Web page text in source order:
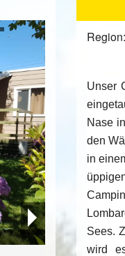
Beispiel Fewo
Beispiel Fewo
Beispiel Fewo
Beispiel Fewo
Beispiel Fewo
Restaurant
Terrasse
Beispiel Fewo
Terrasse
Beispiel Fewo
Beispiel Fewo
Unser
Nase
den
in
Sees.
wird